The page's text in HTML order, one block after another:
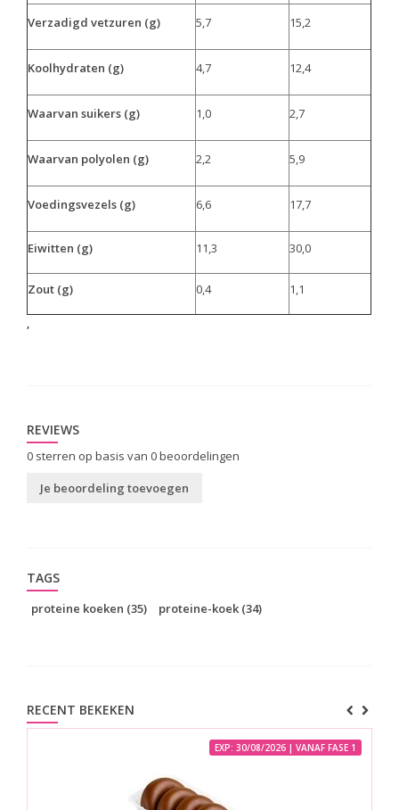
Verzadigd vetzuren (g) 5,7 15,2
Koolhydraten (g) 4,7 12,4
Waarvan suikers (g) 1,0 2,7
Waarvan polyolen (g) 2,2 5,9
Voedingsvezels (g) 6,6 17,7
Eiwitten (g) 11,3 30,0
Zout (g) 0,4 1,1
,
REVIEWS
0 sterren op basis van 0beoordelingen
Je beoordeling toevoegen
TAGS
proteine koeken (35) proteine-koek (34)
RECENT BEKEKEN
EXP: 30/08/2026 | VANAF FASE 1